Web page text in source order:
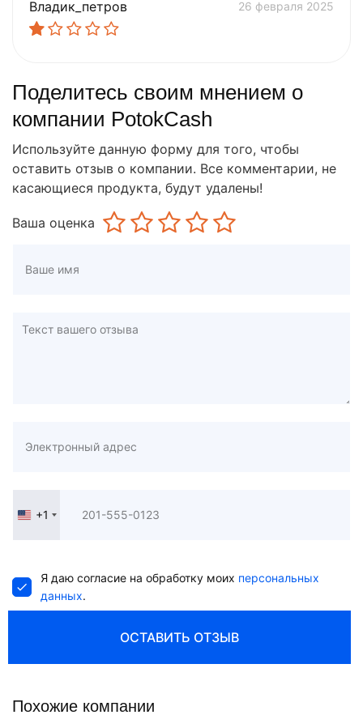
Владик_петров
26 февраля 2025
Поделитесь своим мнением о
компании PotokCash
Используйте данную форму для того, чтобы
оставить отзыв о компании. Все комментарии, не
касающиеся продукта, будут удалены!
Ваша оценка
United
+1
Я даю согласие на обработку моих персональных
данных.
ОСТАВИТЬ ОТЗЫВ
Похожие компании